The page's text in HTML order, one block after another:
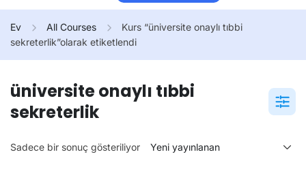
Ev All Courses
Kurs “üniversite onaylı tıbbi
sekreterlik”olarak etiketlendi
üniversite onaylı tıbbi
sekreterlik
Sadece bir sonuç gösteriliyor